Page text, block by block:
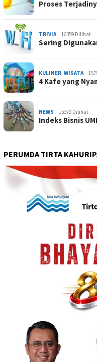
Proses
TRIVIA 16359 Dilihat
Sering
KULINER, WISATA
4 Kafe yang
NEWS 15379 Dilihat
Indeks Bisnis
PERUMDA TIRTA